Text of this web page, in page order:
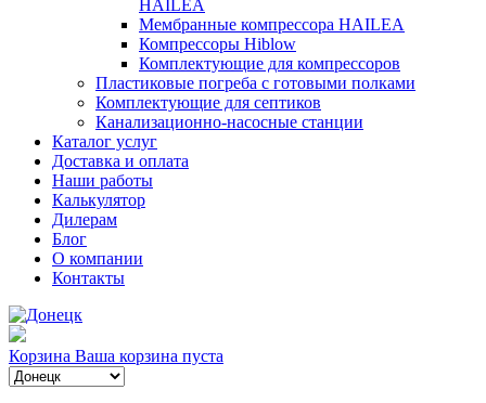
HAILEA
Мембранные компрессора HAILEA
Компрессоры Hiblow
Комплектующие для компрессоров
Пластиковые погреба с готовыми полками
Комплектующие для септиков
Канализационно-насосные станции
Каталог услуг
Доставка и оплата
Наши работы
Калькулятор
Дилерам
Блог
О компании
Контакты
Корзина Ваша корзина пуста